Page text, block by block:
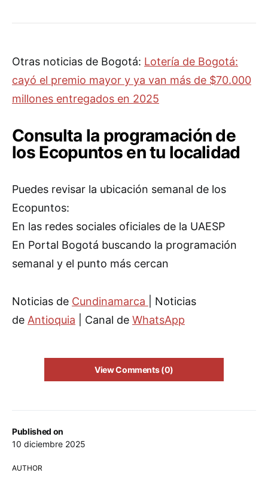
Published on
10 diciembre 2025
AUTHOR
Otras noticias de Bogotá: Lotería de Bogotá:
cayó el premio mayor y ya van más de $70.000
millones entregados en 2025
Consulta la programación de
los Ecopuntos en tu localidad
Puedes revisar la ubicación semanal de los
Ecopuntos:
En las redes sociales oficiales de la UAESP
En Portal Bogotá buscando la programación
semanal y el punto más cercan
Noticias de Cundinamarca
| Noticias
de Antioquia | Canal de WhatsApp
View Comments (0)